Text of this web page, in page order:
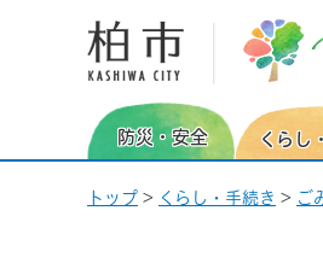
柏市 つづくを、つなぐ
防災・安全 くらし
トップ > くらし・手続き > ご